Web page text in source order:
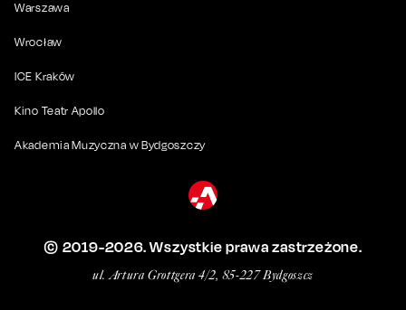
Warszawa
Wrocław
ICE Kraków
Kino Teatr Apollo
Akademia Muzyczna w Bydgoszczy
© 2019-2026. Wszystkie prawa zastrzeżone.
ul. Artura Grottgera 4/2, 85-227 Bydgoszcz